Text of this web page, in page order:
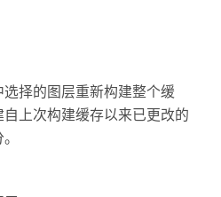
择的图层重新构建整个缓
上次构建缓存以来已更改的